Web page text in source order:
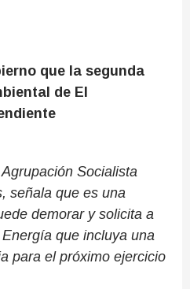
que la segunda
de El
Socialista
señala que es una
demorar y solicita a
que incluya una
para el próximo ejercicio